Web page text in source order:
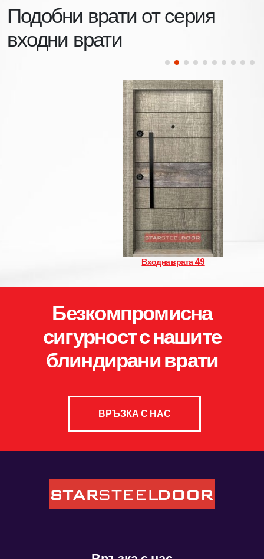
Подобни врати от серия
входни врати
Входна врата 49
Безкомпромисна
сигурност с нашите
блиндирани врати
ВРЪЗКА С НАС